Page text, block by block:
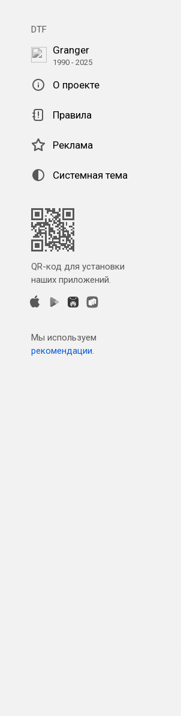
DTF
Granger
1990 - 2025
О проекте
Правила
Реклама
Системная тема
QR-код для установки
наших приложений.
Мы используем
рекомендации.